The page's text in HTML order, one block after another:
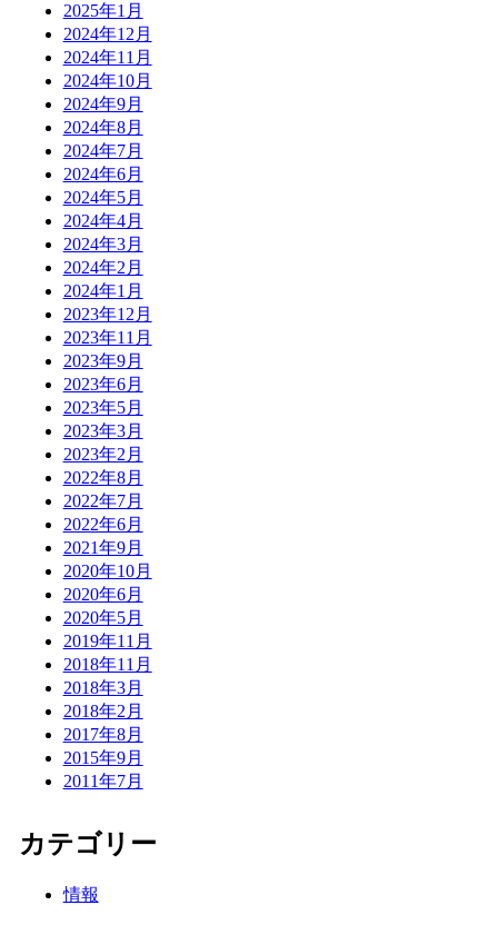
2025年1月
2024年12月
2024年11月
2024年10月
2024年9月
2024年8月
2024年7月
2024年6月
2024年5月
2024年4月
2024年3月
2024年2月
2024年1月
2023年12月
2023年11月
2023年9月
2023年6月
2023年5月
2023年3月
2023年2月
2022年8月
2022年7月
2022年6月
2021年9月
2020年10月
2020年6月
2020年5月
2019年11月
2018年11月
2018年3月
2018年2月
2017年8月
2015年9月
2011年7月
カテゴリー
情報